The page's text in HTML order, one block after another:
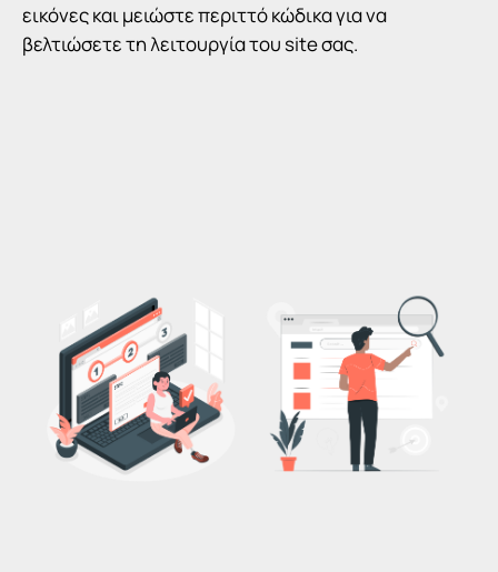
εικόνες και μειώστε περιττό κώδικα για να
βελτιώσετε τη λειτουργία του site σας.